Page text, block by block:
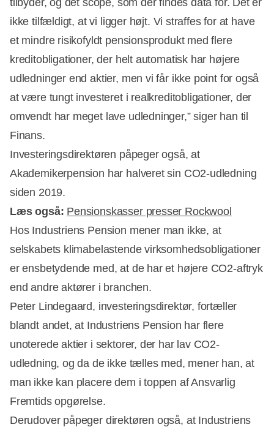
ikke tilfældigt, at vi ligger højt. Vi straffes for at have
et mindre risikofyldt pensionsprodukt med flere
kreditobligationer, der helt automatisk har højere
udledninger end aktier, men vi får ikke point for også
at være tungt investeret i realkreditobligationer, der
omvendt har meget lave udledninger,” siger han til
Finans.
Investeringsdirektøren påpeger også, at
Akademikerpension har halveret sin CO2-udledning
siden 2019.
Læs også: Pensionskasser presser Rockwool
Hos Industriens Pension mener man ikke, at
selskabets klimabelastende virksomhedsobligationer
er ensbetydende med, at de har et højere CO2-aftryk
end andre aktører i branchen.
Peter Lindegaard, investeringsdirektør, fortæller
blandt andet, at Industriens Pension har flere
unoterede aktier i sektorer, der har lav CO2-
udledning, og da de ikke tælles med, mener han, at
man ikke kan placere dem i toppen af Ansvarlig
Fremtids opgørelse.
Derudover påpeger direktøren også, at Industriens